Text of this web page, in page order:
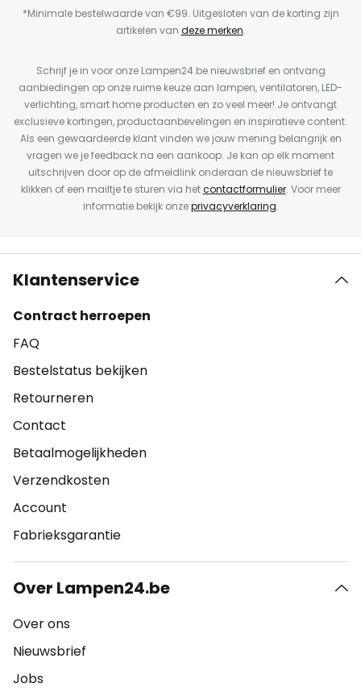
*Minimale bestelwaarde van €99. Uitgesloten van de korting zijn
artikelen van deze merken.
Schrijf je in voor onze Lampen24.be nieuwsbrief en ontvang
aanbiedingen op onze ruime keuze aan lampen, ventilatoren, LED-
verlichting, smart home producten en zo veel meer! Je ontvangt
exclusieve kortingen, productaanbevelingen en inspiratieve content.
Als een gewaardeerde klant vinden we jouw mening belangrijk en
vragen we je feedback na een aankoop. Je kan op elk moment
uitschrijven door op de afmeldlink onderaan de nieuwsbrief te
klikken of een mailtje te sturen via hetcontactformulier. Voor meer
informatie bekijk onzeprivacyverklaring.
Klantenservice
Contract herroepen
FAQ
Bestelstatus bekijken
Retourneren
Contact
Betaalmogelijkheden
Verzendkosten
Account
Fabrieksgarantie
Over Lampen24.be
Over ons
Nieuwsbrief
Jobs